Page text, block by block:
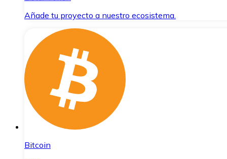
Añade tu proyecto a nuestro ecosistema.
Bitcoin